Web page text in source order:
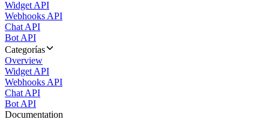
Widget API
Webhooks API
Chat API
Bot API
Categorías
Overview
Widget API
Webhooks API
Chat API
Bot API
Documentation